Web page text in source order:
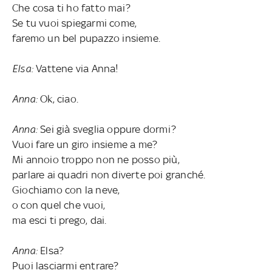
Che cosa ti ho fatto mai?
Se tu vuoi spiegarmi come,
faremo un bel pupazzo insieme.
Elsa:Vattene via Anna!
Anna:Ok, ciao.
Anna:Sei già sveglia oppure dormi?
Vuoi fare un giro insieme a me?
Mi annoio troppo non ne posso più,
parlare ai quadri non diverte poi granché.
Giochiamo con la neve,
o con quel che vuoi,
ma esci ti prego, dai.
Anna: Elsa?
Puoi lasciarmi entrare?